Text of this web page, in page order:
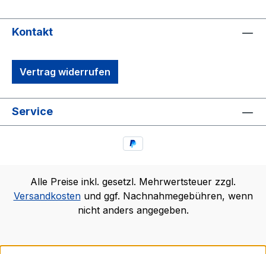
Kontakt
Vertrag widerrufen
Service
Alle Preise inkl. gesetzl. Mehrwertsteuer zzgl.
Versandkostenund ggf. Nachnahmegebühren, wenn
nicht anders angegeben.